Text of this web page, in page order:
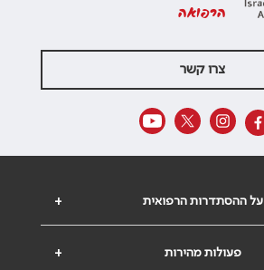
הרפואה
צרו קשר
+ על ההסתדרות הרפואית
+ פעולות מהירות